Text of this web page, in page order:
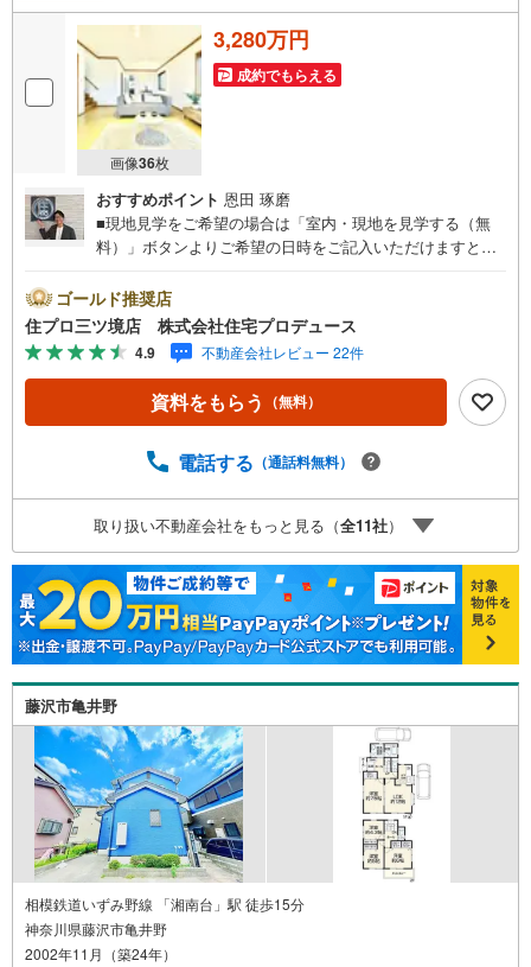
画像36枚
3,280万円
成約でもらえる
おすすめポイント 恩田 琢磨
■現地見学をご希望の場合は「室内・現地を見学する（無
料）」ボタンよりご希望の日時をご記入いただけますとス
プロは藤沢市の不動産売買専門会社です！最新物件情報や
当社限定で販売する物件情報も多数ございますので、お気
軽にお問合せ下さい！ -------------- 弊社独自の住宅ローン提
案システム 弊社ではファイナンシャル専門スタッフによる
【丁寧な資金アドバイス】【ファイナンシャルプラン提案
書の作成】を随時行っております。意外に知らないお客様
入できる無料の生命保険】【13年間もらえる、国からの特
から始まる【住宅ローン返済】65歳以上から必要になる
【老後の費用負担】住宅探しの【このタイミング】で不安
な部分を明確にしていきませんか？？ --------------
ゴールド推奨店
住プロ三ツ境店 株式会社住宅プロデュース
4.9 不動産会社レビュー 22件
資料をもらう （無料）
電話する （通話料無料）
取り扱い不動産会社をもっと見る（全11社）
藤沢市亀井野
相模鉄道いずみ野線 「湘南台」駅 徒歩15分
神奈川県藤沢市亀井野
2002年11月（築24年）